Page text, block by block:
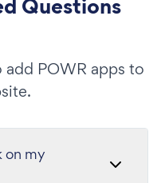
Questions
POWR apps to
on my